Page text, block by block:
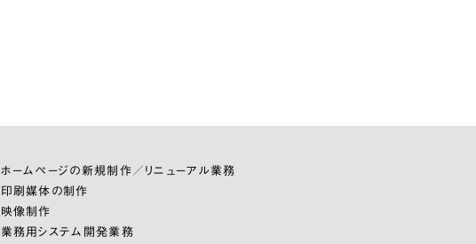
ホームページの新規制作／リニューアル業務
印刷媒体の制作
映像制作
業務用システム開発業務